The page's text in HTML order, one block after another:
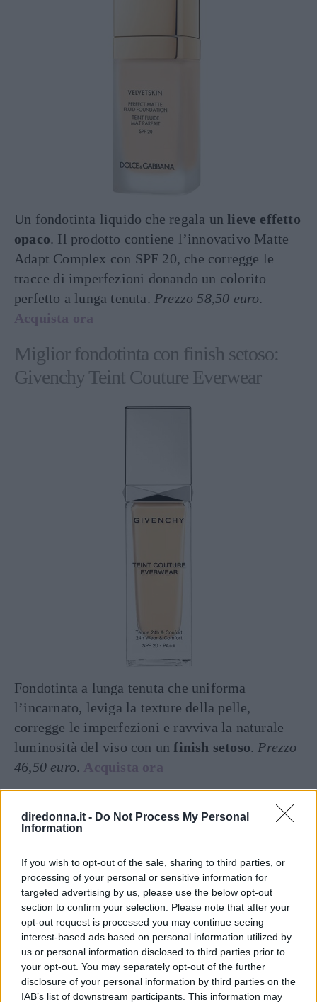
diredonna.it - Do Not Process My Personal
Information
If you wish to opt-out of the sale, sharing to third parties, or
processing of your personal or sensitive information for
targeted advertising by us, please use the below opt-out
section to confirm your selection. Please note that after your
opt-out request is processed you may continue seeing
interest-based ads based on personal information utilized by
us or personal information disclosed to third parties prior to
your opt-out. You may separately opt-out of the further
disclosure of your personal information by third parties on the
IAB’s list of downstream participants. This information may
Un fondotinta liquido che regala un lieve effetto
opaco. Il prodotto contiene l’innovativo Matte
Adapt Complex con SPF 20, che corregge le
tracce di imperfezioni donando un colorito
perfetto a lunga tenuta. Prezzo 58,50 euro.
Acquista ora
Miglior fondotinta con finish setoso:
Givenchy Teint Couture Everwear
Fondotinta a lunga tenuta che uniforma
l’incarnato, leviga la texture della pelle,
corregge le imperfezioni e ravviva la naturale
luminosità del viso con unfinish setoso. Prezzo
46,50 euro. Acquista ora
Beauty Pro Filt’r Soft Matte Powder